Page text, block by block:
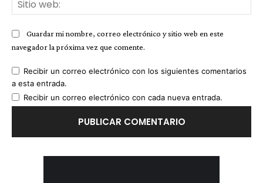
Guardar mi nombre, correo electrónico y sitio web en este
navegador la próxima vez que comente.
Recibir un correo electrónico con los siguientes comentarios
a esta entrada.
Recibir un correo electrónico con cada nueva entrada.